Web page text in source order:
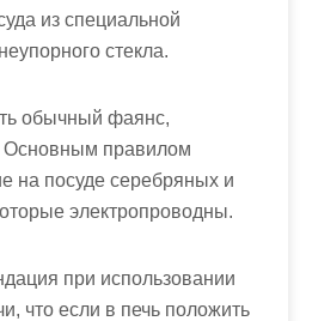
из специальной
стекла.
обычный фаянс,
Основным правилом
на посуде серебряных и
электропроводны.
при использовании
что если в печь положить